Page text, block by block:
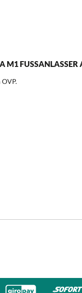
FUSSANLASSER